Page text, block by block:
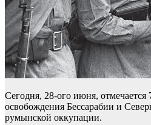
Сегодня, 28-ого июня,
освобождения Бессарабии и
румынской оккупации.